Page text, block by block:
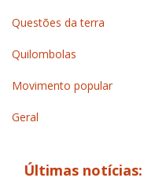
Questões da terra
Quilombolas
Movimento popular
Geral
Últimas notícias: